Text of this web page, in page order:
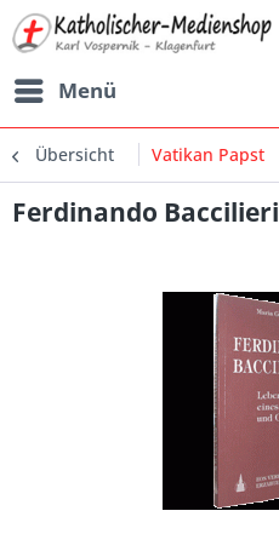
Menü
Übersicht Vatikan Papst
Ferdinando Baccilieri